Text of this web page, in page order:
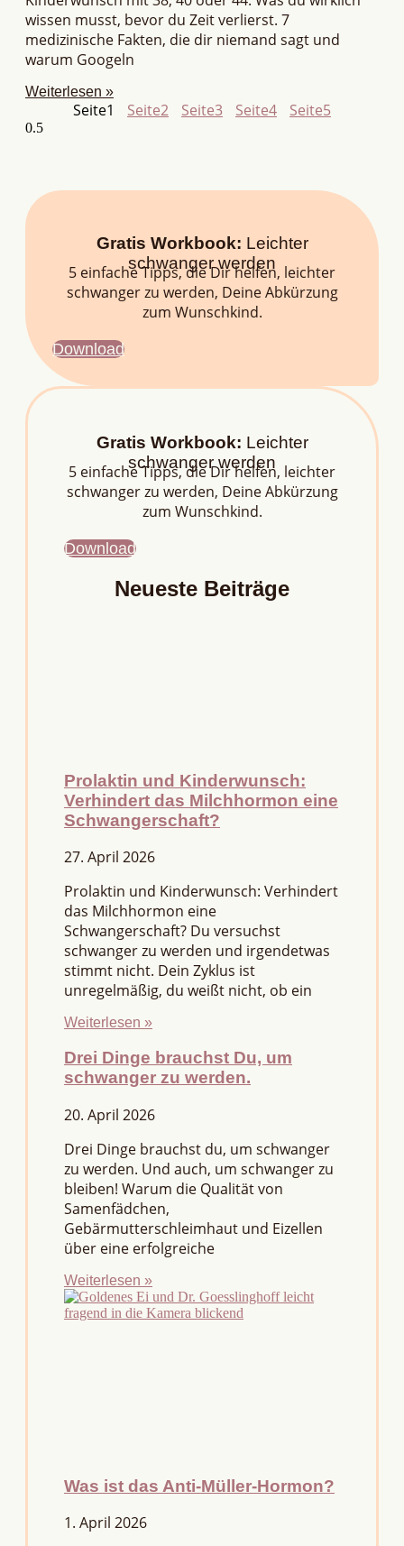
wissen musst, bevor du Zeit verlierst. 7
medizinische Fakten, die dir niemand sagt und
warum Googeln
Weiterlesen »
Seite1 Seite2 Seite3 Seite4 Seite5
Gratis Workbook: Leichter
schwanger werden
5 einfache Tipps, die Dir helfen, leichter
schwanger zu werden, Deine Abkürzung
zum Wunschkind.
Download
Gratis Workbook: Leichter
schwanger werden
5 einfache Tipps, die Dir helfen, leichter
schwanger zu werden, Deine Abkürzung
zum Wunschkind.
Download
Neueste Beiträge
Prolaktin und Kinderwunsch:
Verhindert das Milchhormon eine
Schwangerschaft?
27. April 2026
Prolaktin und Kinderwunsch: Verhindert
das Milchhormon eine
Schwangerschaft? Du versuchst
schwanger zu werden und irgendetwas
stimmt nicht. Dein Zyklus ist
unregelmäßig, du weißt nicht, ob ein
Weiterlesen »
Drei Dinge brauchst Du, um
schwanger zu werden.
20. April 2026
Drei Dinge brauchst du, um schwanger
zu werden. Und auch, um schwanger zu
bleiben! Warum die Qualität von
Samenfädchen,
Gebärmutterschleimhaut und Eizellen
über eine erfolgreiche
Weiterlesen »
Was ist das Anti-Müller-Hormon?
1. April 2026